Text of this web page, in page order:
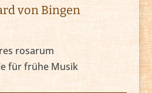
von Bingen
rosarum
für frühe Musik